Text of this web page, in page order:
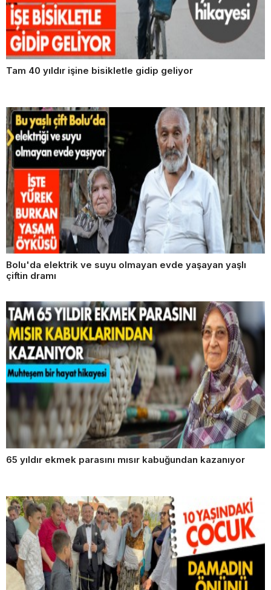
Tam 40 yıldır işine bisikletle gidip geliyor
Bolu'da elektrik ve suyu olmayan evde yaşayan yaşlı
çiftin dramı
65 yıldır ekmek parasını mısır kabuğundan kazanıyor